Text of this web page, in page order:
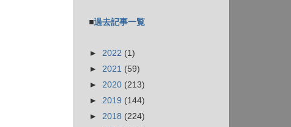
■過去記事一覧
► 2022 (1)
► 2021 (59)
► 2020 (213)
► 2019 (144)
► 2018 (224)